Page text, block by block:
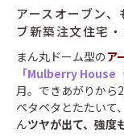
アースオーブン
ブ新築注文住宅
まん丸ドーム型のア
「Mulberry House
月。できあがりから
ペタペタとたたいて
んツヤが出て、強度